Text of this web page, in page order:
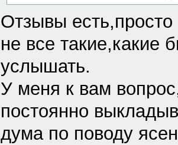
Отзывы есть,просто
не все такие,какие
услышать.
У меня к вам
постоянно
дума по поводу